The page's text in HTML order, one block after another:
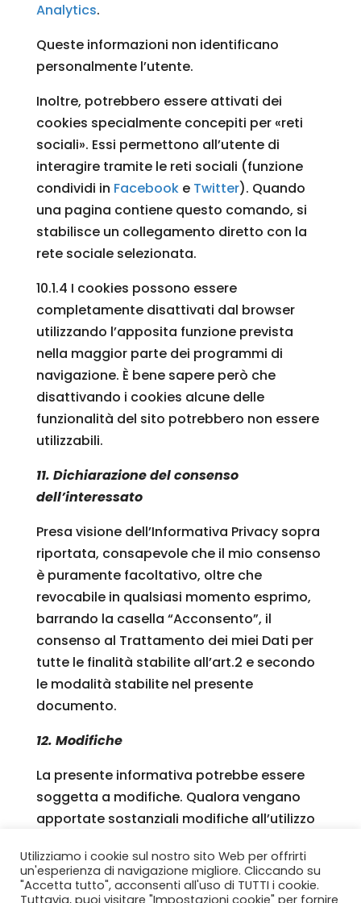
Analytics.
Queste informazioni non identificano
personalmente l’utente.
Inoltre, potrebbero essere attivati dei
cookies specialmente concepiti per «reti
sociali». Essi permettono all’utente di
interagire tramite le reti sociali (funzione
condividi in Facebooke Twitter). Quando
una pagina contiene questo comando, si
stabilisce un collegamento diretto con la
rete sociale selezionata.
10.1.4 I cookies possono essere
completamente disattivati dal browser
utilizzando l’apposita funzione prevista
nella maggior parte dei programmi di
navigazione. È bene sapere però che
disattivando i cookies alcune delle
funzionalità del sito potrebbero non essere
utilizzabili.
11. Dichiarazione del consenso
dell’interessato
Presa visione dell’Informativa Privacy sopra
riportata, consapevole che il mio consenso
è puramente facoltativo, oltre che
revocabile in qualsiasi momento esprimo,
barrando la casella “Acconsento”, il
consenso al Trattamento dei miei Dati per
tutte le finalità stabilite all’art.2 e secondo
le modalità stabilite nel presente
documento.
12. Modifiche
La presente informativa potrebbe essere
soggetta a modifiche. Qualora vengano
apportate sostanziali modifiche all’utilizzo
Lariofiere, questa avviserà l’utente
pubblicandole con la massima evidenza
Utilizziamo i cookie sul nostro sito Web per offrirti
un'esperienza di navigazione migliore. Cliccando su
"Accetta tutto", acconsenti all'uso di TUTTI i cookie.
Tuttavia, puoi visitare "Impostazioni cookie" per fornire